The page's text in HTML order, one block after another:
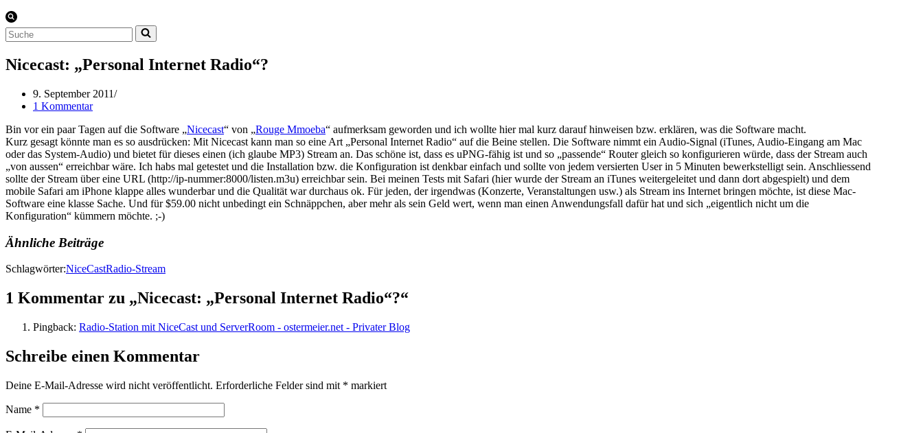
Suchen
nach …
Nicecast: „Personal Internet Radio“?
9. September 2011
1 Kommentar
Bin vor ein paar Tagen auf die Software „Nicecast“ von „Rouge Mmoeba“ aufmerksam geworden und ich wollte hier mal kurz darauf hinweisen bzw. erklären, was die Software macht.
Kurz gesagt könnte man es so ausdrücken: Mit Nicecast kann man so eine Art „Personal Internet Radio“ auf die Beine stellen. Die Software nimmt ein Audio-Signal (iTunes, Audio-Eingang am Mac
oder das System-Audio) und bietet für dieses einen (ich glaube MP3) Stream an. Das schöne ist, dass es uPNG-fähig ist und so „passende“ Router gleich so konfigurieren würde, dass der Stream auch
„von aussen“ erreichbar wäre. Ich habs mal getestet und die Installation bzw. die Konfiguration ist denkbar einfach und sollte von jedem versierten User in 5 Minuten bewerkstelligt sein. Anschliessend
sollte der Stream über eine URL (http://ip-nummer:8000/listen.m3u) erreichbar sein. Bei meinen Tests mit Safari (hier wurde der Stream an iTunes weitergeleitet und dann dort abgespielt) und dem
mobile Safari am iPhone klappe alles wunderbar und die Qualität war durchaus ok. Für jeden, der irgendwas (Konzerte, Veranstaltungen usw.) als Stream ins Internet bringen möchte, ist diese Mac-
Software eine klasse Sache. Und für $59.00 nicht unbedingt ein Schnäppchen, aber mehr als sein Geld wert, wenn man einen Anwendungsfall dafür hat und sich „eigentlich nicht um die
Konfiguration“ kümmern möchte. ;-)
Ähnliche Beiträge
Schlagwörter:NiceCastRadio-Stream
1 Kommentar zu „Nicecast: „Personal Internet Radio“?“
Pingback: Radio-Station mit NiceCast und ServerRoom - ostermeier.net - Privater Blog
Schreibe einen Kommentar
Deine E-Mail-Adresse wird nicht veröffentlicht. Erforderliche Felder sind mit * markiert
Name *